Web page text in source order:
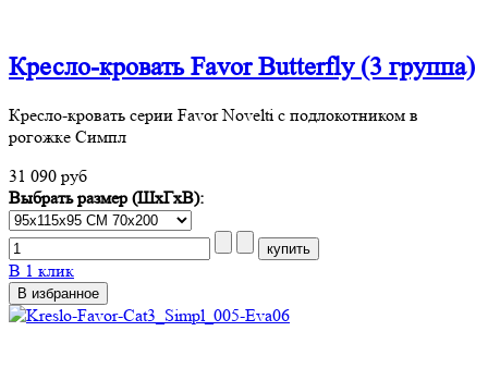
Кресло-кровать Favor Butterfly (3 группа)
Кресло-кровать серии Favor Novelti с подлокотником в
рогожке Симпл
31 090 руб
Выбрать размер (ШхГхВ):
В 1 клик
В избранное